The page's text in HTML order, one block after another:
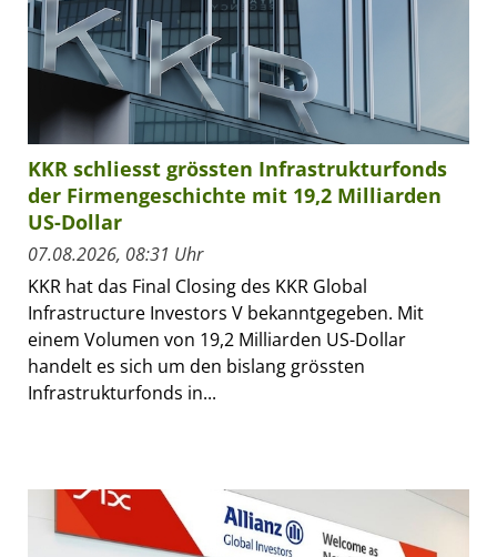
KKR schliesst grössten Infrastrukturfonds
der Firmengeschichte mit 19,2 Milliarden
US-Dollar
07.08.2026, 08:31 Uhr
KKR hat das Final Closing des KKR Global
Infrastructure Investors V bekanntgegeben. Mit
einem Volumen von 19,2 Milliarden US-Dollar
handelt es sich um den bislang grössten
Infrastrukturfonds in...